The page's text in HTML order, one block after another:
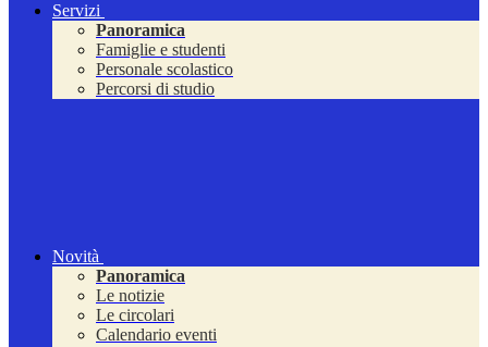
Servizi
Panoramica
Famiglie e studenti
Personale scolastico
Percorsi di studio
Novità
Panoramica
Le notizie
Le circolari
Calendario eventi